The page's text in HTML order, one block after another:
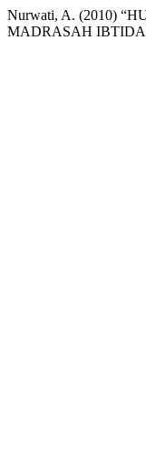
Nurwati, A. (2010)
MADRASAH